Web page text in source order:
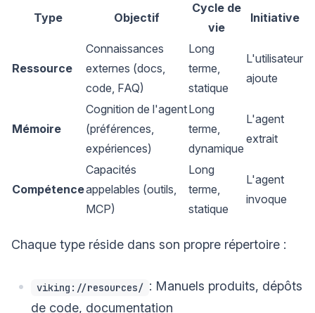
Type Objectif
Cycle de
vie
Initiative
Ressource
Connaissances
externes (docs,
code, FAQ)
Long
terme,
statique
L'utilisateur
ajoute
Mémoire
Cognition de l'agent
(préférences,
expériences)
Long
terme,
dynamique
L'agent
extrait
Compétence
Capacités
appelables (outils,
MCP)
Long
terme,
statique
L'agent
invoque
Chaque type réside dans son propre répertoire :
viking://resources/ : Manuels produits, dépôts
de code, documentation